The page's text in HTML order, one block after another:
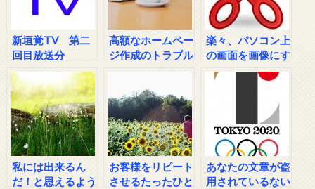
新垣覚TV 第二
回目放送分
高額なホームペー
ジ作成のトラブル
の相談
楽々、パソコン上
の画面を画像にす
る方法
私には出来るん
だ！と思えるよう
お客様をリピート
させるたったひと
あなたの文章が盗
用されているない